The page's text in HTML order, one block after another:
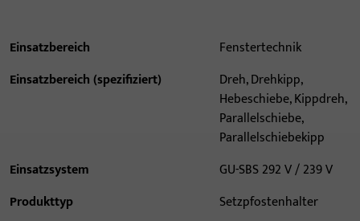
Einsatzbereich
Fenstertechnik
Einsatzbereich (spezifiziert)
Dreh, Drehkipp,
Hebeschiebe, Kippdreh,
Parallelschiebe,
Parallelschiebekipp
Einsatzsystem
GU-SBS 292 V / 239 V
Produkttyp
Setzpfostenhalter